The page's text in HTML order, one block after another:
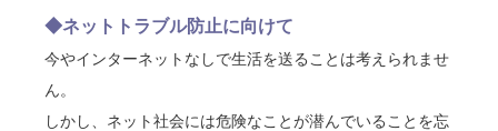
◆ネットトラブル防止に向けて
今やインターネットなしで生活を送ることは考えられませ
ん。
しかし、ネット社会には危険なことが潜んでいることを忘